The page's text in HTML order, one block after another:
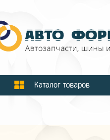
Каталог товаров